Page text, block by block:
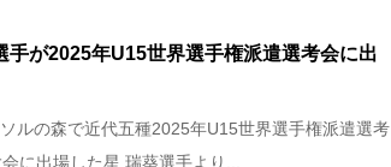
手が2025年U15世界選手権派遣選考会に出
ルの森で近代五種2025年U15世界選手権派遣選考
に出場した星 瑞葵選手より...